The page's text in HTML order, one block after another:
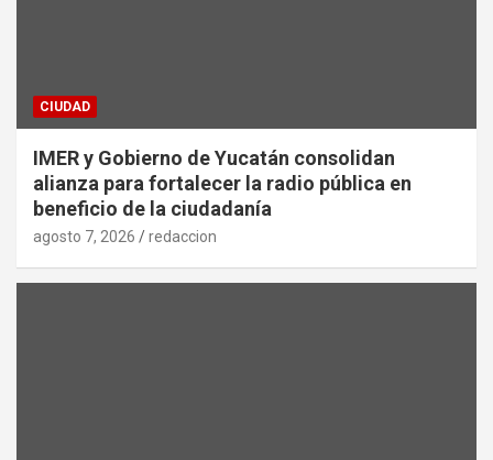
CIUDAD
IMER y Gobierno de Yucatán consolidan
alianza para fortalecer la radio pública en
beneficio de la ciudadanía
agosto 7, 2026 redaccion